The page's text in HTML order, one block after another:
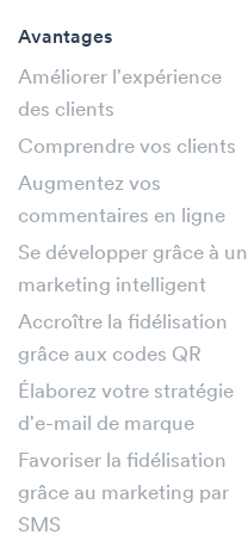
Avantages
Améliorer l'expérience
des clients
Comprendre vos clients
Augmentez vos
commentaires en ligne
Se développer grâce à un
marketing intelligent
Accroître la fidélisation
grâce aux codes QR
Élaborez votre stratégie
d'e-mail de marque
Favoriser la fidélisation
grâce au marketing par
SMS